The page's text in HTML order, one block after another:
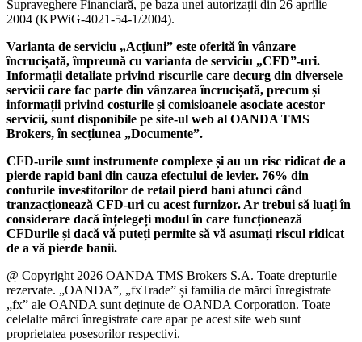
Supraveghere Financiară, pe baza unei autorizații din 26 aprilie
2004 (KPWiG-4021-54-1/2004).
Varianta de serviciu „Acțiuni” este oferită în vânzare
încrucișată, împreună cu varianta de serviciu „CFD”-uri.
Informații detaliate privind riscurile care decurg din diversele
servicii care fac parte din vânzarea încrucișată, precum și
informații privind costurile și comisioanele asociate acestor
servicii, sunt disponibile pe site-ul web al OANDA TMS
Brokers, în secțiunea „Documente”.
CFD-urile sunt instrumente complexe și au un risc ridicat de a
pierde rapid bani din cauza efectului de levier. 76% din
conturile investitorilor de retail pierd bani atunci când
tranzacționează CFD-uri cu acest furnizor. Ar trebui să luați în
considerare dacă înțelegeți modul în care funcționează
CFDurile și dacă vă puteți permite să vă asumați riscul ridicat
de a vă pierde banii.
@ Copyright 2026 OANDA TMS Brokers S.A. Toate drepturile
rezervate. „OANDA”, „fxTrade” și familia de mărci înregistrate
„fx” ale OANDA sunt deținute de OANDA Corporation. Toate
celelalte mărci înregistrate care apar pe acest site web sunt
proprietatea posesorilor respectivi.